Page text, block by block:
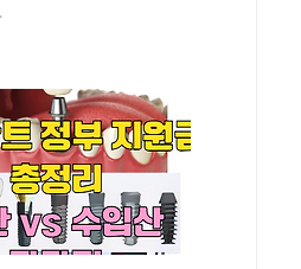
행들이 예금 금리를 지속적
습니다. 이에 따라서 자금
분들도 이런 예금금리 변
상품을 옮겨가거나 조정
니다. 또, 만기 되시는 분들
내용 참고하셔서 좋은 예금
가시기 바랍니다.Table